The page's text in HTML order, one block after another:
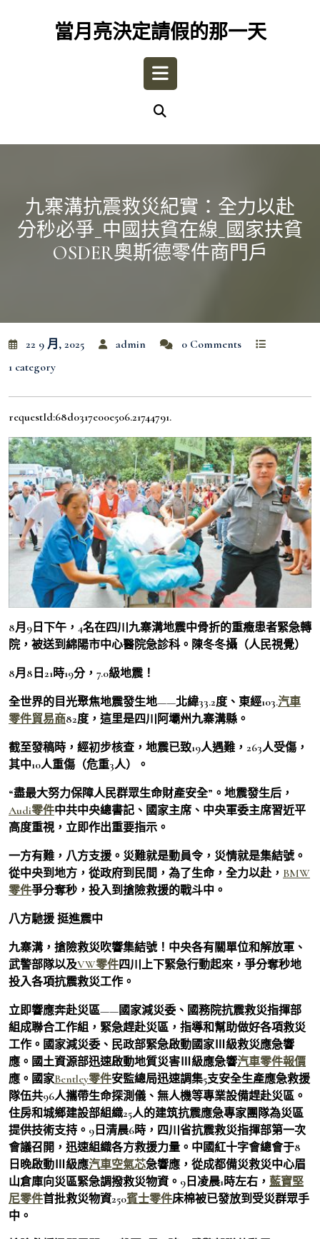
當月亮決定請假的那一天
Open
九寨溝抗震救災紀實：全力以赴
分秒必爭_中國扶貧在線_國家扶貧
OSDER奧斯德零件商門戶
22 9 月, 2025 admin
0 Comments
1 category
requestId:68d0317e00e506.21744791.
8月9日下午，4名在四川九寨溝地震中骨折的重癥患者緊急轉
院，被送到綿陽市中心醫院急診科。陳冬冬攝（人民視覺）
8月8日21時19分，7.0級地震！
全世界的目光聚焦地震發生地——北緯33.2度、東經103.汽車
零件貿易商82度，這里是四川阿壩州九寨溝縣。
截至發稿時，經初步核查，地震已致19人遇難，263人受傷，
其中10人重傷（危重3人）。
“盡最大努力保障人民群眾生命財產安全”。地震發生后，
Audi零件中共中央總書記、國家主席、中央軍委主席習近平
高度重視，立即作出重要指示。
一方有難，八方支援。災難就是動員令，災情就是集結號。
從中央到地方，從政府到民間，為了生命，全力以赴， BMW
零件爭分奪秒，投入到搶險救援的戰斗中。
八方馳援 挺進震中
九寨溝，搶險救災吹響集結號！中央各有關單位和解放軍、
武警部隊以及VW零件四川上下緊急行動起來，爭分奪秒地
投入各項抗震救災工作。
立即響應奔赴災區——國家減災委、國務院抗震救災指揮部
組成聯合工作組，緊急趕赴災區，指導和幫助做好各項救災
工作。國家減災委、民政部緊急啟動國家Ⅲ級救災應急響
應。國土資源部迅速啟動地質災害Ⅲ級應急響汽車零件報價
應。國家Bentley零件安監總局迅速調集5支安全生產應急救援
隊伍共96人攜帶生命探測儀、無人機等專業設備趕赴災區。
住房和城鄉建設部組織25人的建筑抗震應急專家團隊為災區
提供技術支持。9日清晨6時，四川省抗震救災指揮部第一次
會議召開，迅速組織各方救援力量。中國紅十字會總會于8
日晚啟動Ⅲ級應汽車空氣芯急響應，從成都備災救災中心眉
山倉庫向災區緊急調撥救災物資。9日凌晨1時左右， 藍寶堅
尼零件首批救災物資250賓士零件床棉被已發放到受災群眾手
中。